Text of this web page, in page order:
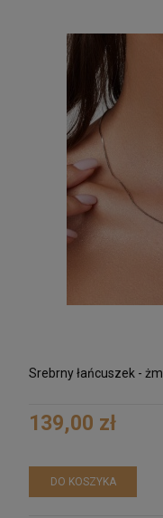
Srebrny łańcuszek -
139,00 zł
DO KOSZYKA